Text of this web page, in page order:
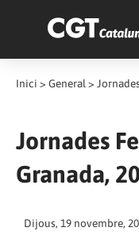
Inici > General >
Jornades
Granada,
Dijous, 19 novembre,